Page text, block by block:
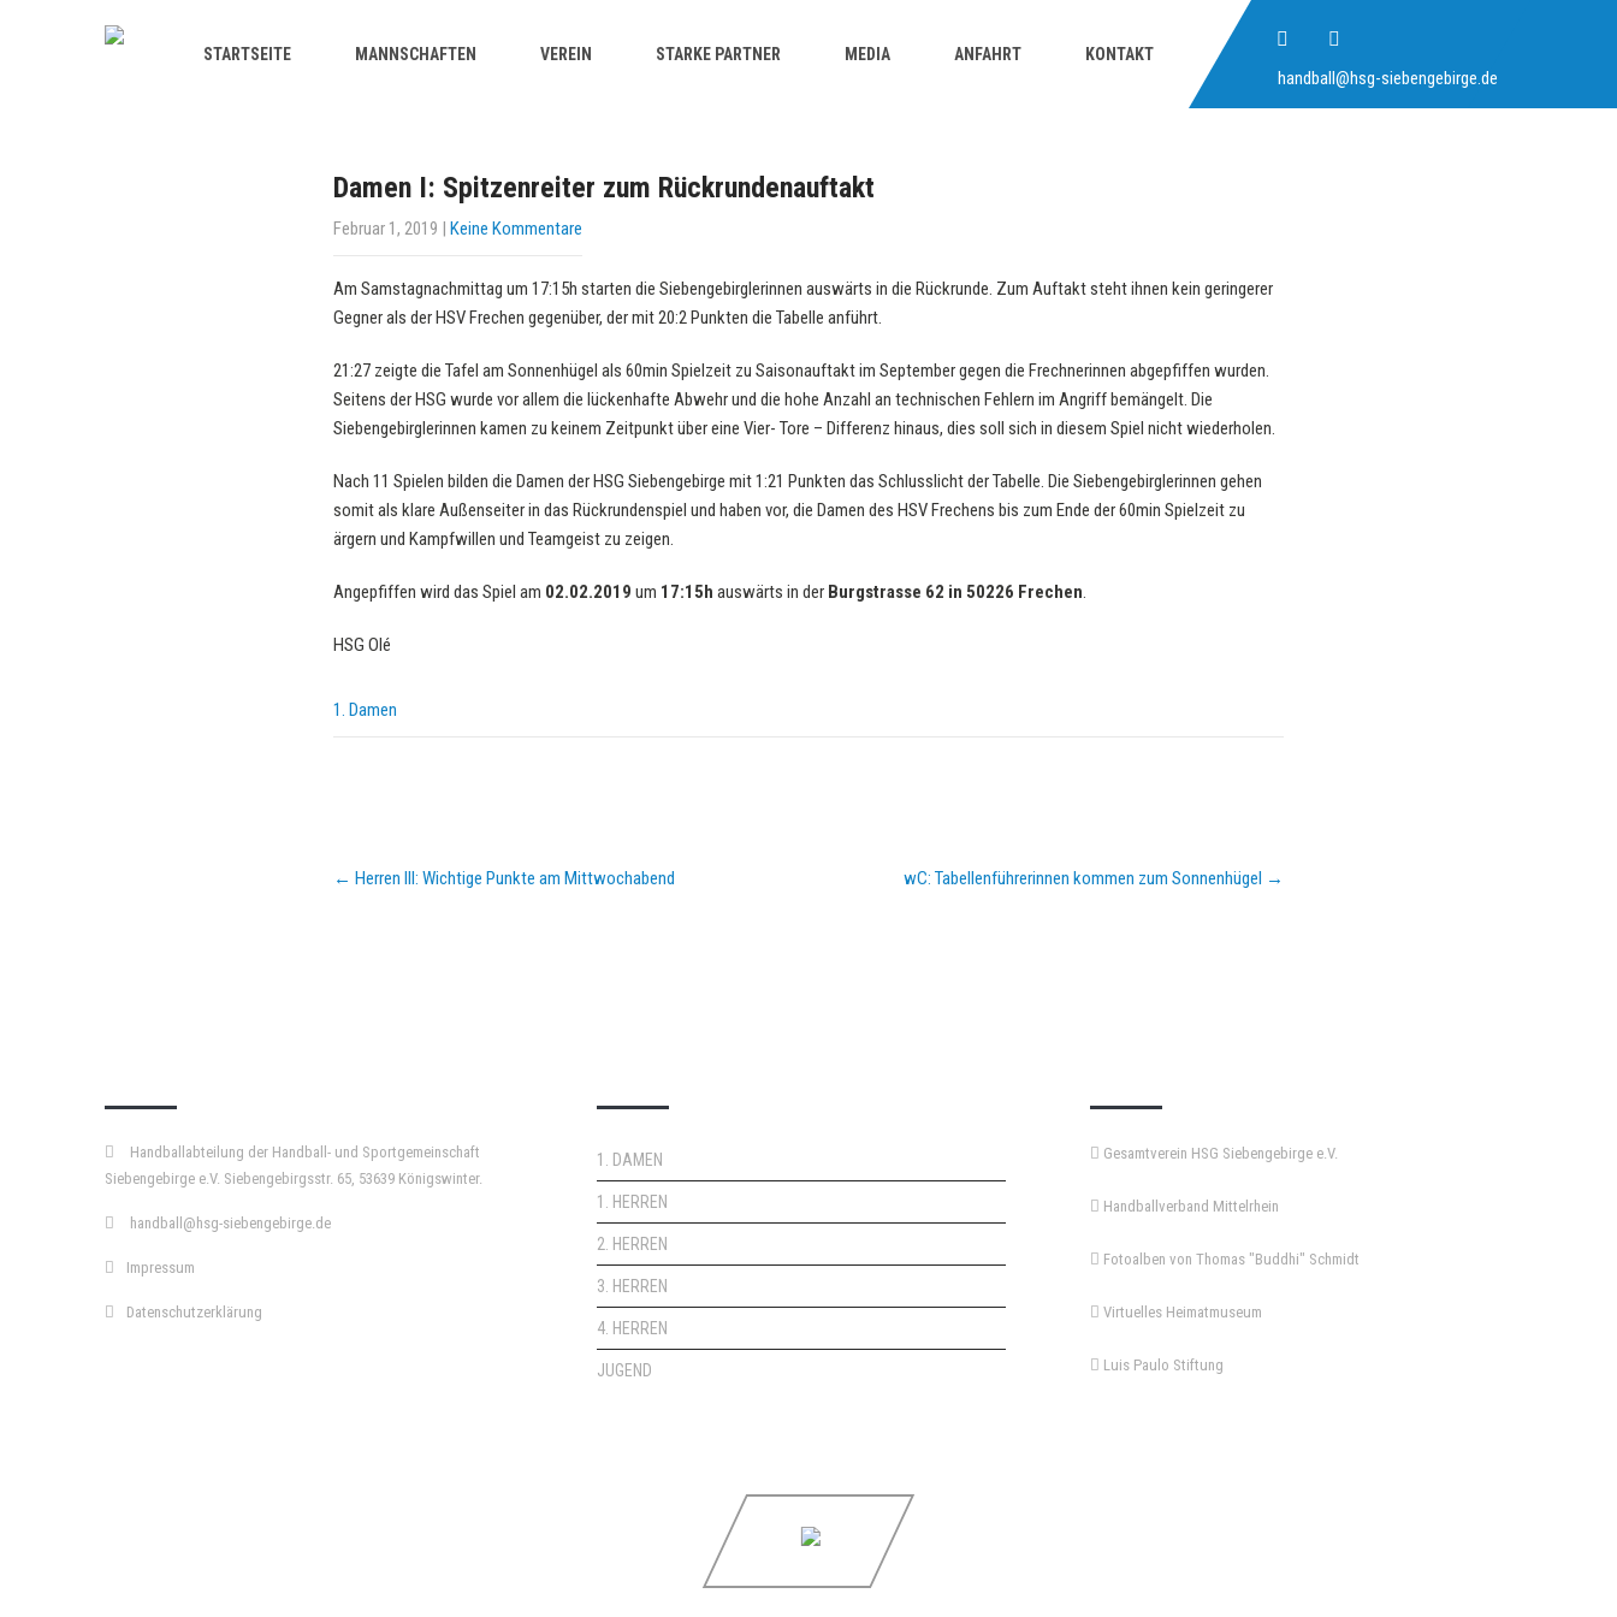
handball@hsg-siebengebirge.de
STARTSEITE MANNSCHAFTEN VEREIN STARKE PARTNER MEDIA ANFAHRT KONTAKT
Damen I: Spitzenreiter zum Rückrundenauftakt
Februar 1, 2019 | Keine Kommentare
Am Samstagnachmittag um 17:15h starten die Siebengebirglerinnen auswärts in die Rückrunde. Zum Auftakt steht ihnen kein geringerer
Gegner als der HSV Frechen gegenüber, der mit 20:2 Punkten die Tabelle anführt.
21:27 zeigte die Tafel am Sonnenhügel als 60min Spielzeit zu Saisonauftakt im September gegen die Frechnerinnen abgepfiffen wurden.
Seitens der HSG wurde vor allem die lückenhafte Abwehr und die hohe Anzahl an technischen Fehlern im Angriff bemängelt. Die
Siebengebirglerinnen kamen zu keinem Zeitpunkt über eine Vier- Tore – Differenz hinaus, dies soll sich in diesem Spiel nicht wiederholen.
Nach 11 Spielen bilden die Damen der HSG Siebengebirge mit 1:21 Punkten das Schlusslicht der Tabelle. Die Siebengebirglerinnen gehen
somit als klare Außenseiter in das Rückrundenspiel und haben vor, die Damen des HSV Frechens bis zum Ende der 60min Spielzeit zu
ärgern und Kampfwillen und Teamgeist zu zeigen.
Angepfiffen wird das Spiel am 02.02.2019 um 17:15h auswärts in der Burgstrasse 62 in 50226 Frechen.
HSG Olé
1. Damen
Post
navigation
← Herren III: Wichtige Punkte am Mittwochabend wC: Tabellenführerinnen kommen zum Sonnenhügel →
Handballabteilung der Handball- und Sportgemeinschaft
Siebengebirge e.V. Siebengebirgsstr. 65, 53639 Königswinter.
handball@hsg-siebengebirge.de
Impressum
Datenschutzerklärung
1. DAMEN
1. HERREN
2. HERREN
3. HERREN
4. HERREN
JUGEND
Gesamtverein HSG Siebengebirge e.V.
Handballverband Mittelrhein
Fotoalben von Thomas "Buddhi" Schmidt
Virtuelles Heimatmuseum
Luis Paulo Stiftung